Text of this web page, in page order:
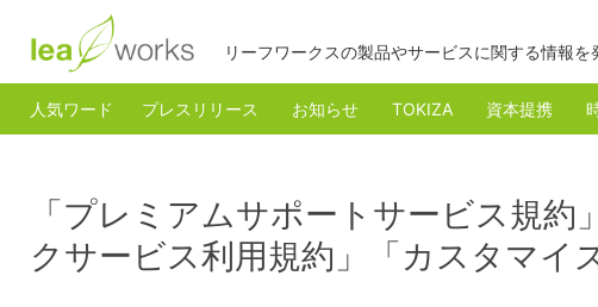
リーフワークスの製品やサービスに関する情報
人気ワード プレスリリース お知らせ TOKIZA 資本提携
「プレミアムサポートサービス規
クサービス利用規約」「カスタマイ